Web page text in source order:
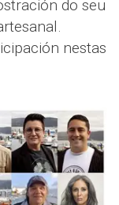
do seu
nestas